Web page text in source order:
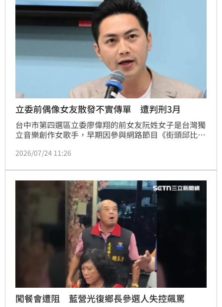
立委前偶像女友散發不實傳單 遭判刑3月
台中市第四選區立委廖偉翔的前女友阮姓女子是台灣獨
立音樂創作女歌手，早期因參與網路節目《街頭邱比
的前服務處散發「偶像女友墮胎後就甩」等不實傳單，
人員選舉罷免法，判阮女3月，易科罰金要罰9萬元。
2026/07/24 11:26
闖餐會遭阻 藍營光復鄉長參選人失控飆罵